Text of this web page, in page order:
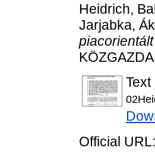
Heidrich,
Jarjabka,
Text
Official URL: